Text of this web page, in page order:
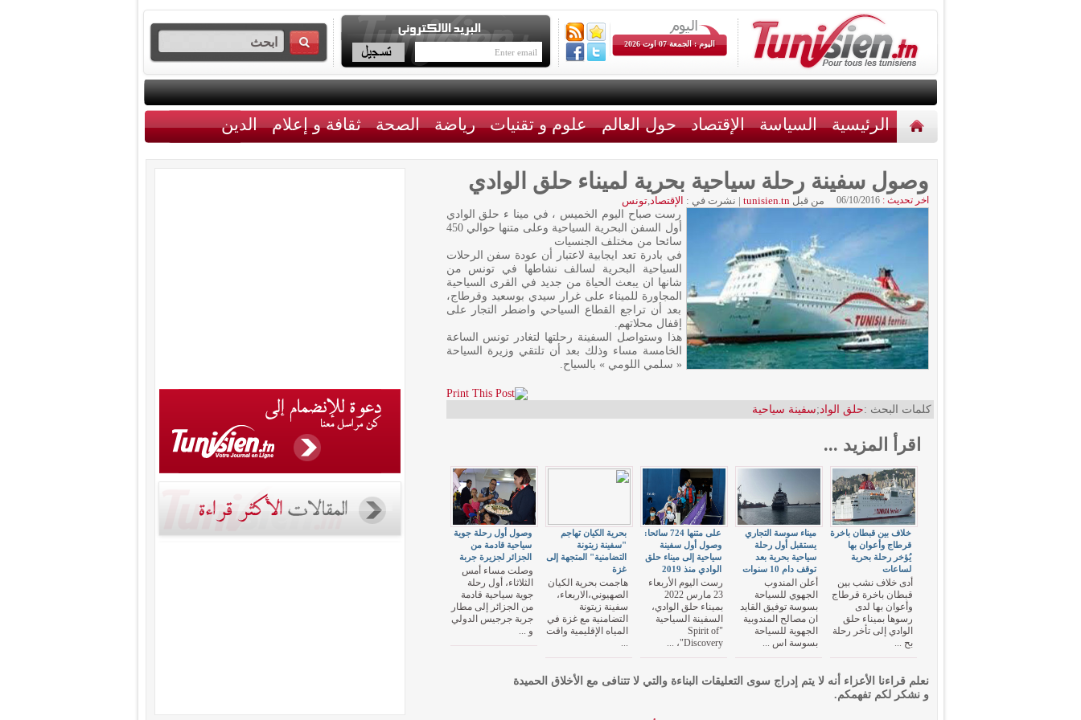
اليوم : الجمعة 07 اوت 2026
الرئيسية السياسة الإقتصاد حول العالم علوم و تقنيات رياضة الصحة ثقافة و إعلام الدين
وصول سفينة رحلة سياحية بحرية لميناء حلق الوادي
اخر تحديث : 06/10/2016 من قبلtunisien.tn
| نشرت في : الإقتصاد,تونس
رست صباح اليوم الخميس ، في مينا ء حلق الوادي
أول السفن البحرية السياحية وعلى متنها حوالي 450
سائحا من مختلف الجنسيات
في بادرة تعد ايجابية لاعتبار أن عودة سفن الرحلات
السياحية البحرية لسالف نشاطها في تونس من
شانها ان يبعث الحياة من جديد في القرى السياحية
المجاورة للميناء على غرار سيدي بوسعيد وقرطاج،
بعد أن تراجع القطاع السياحي واضطر التجار على
إقفال محلاتهم.
هذا وستواصل السفينة رحلتها لتغادر تونس الساعة
الخامسة مساء وذلك بعد أن تلتقي وزيرة السياحة
« سلمي اللومي » بالسياح.
كلمات البحث :حلق الواد;سفينة سياحية
اقرأ المزيد ...
وصول أول رحلة جوية
سياحية قادمة من
الجزائر لجزيرة جربة
وصلت مساء أمس
الثلاثاء، أول رحلة
جوية سياحية قادمة
من الجزائر إلى مطار
جربة جرجيس الدولي
و ...
بحرية الكيان تهاجم
"سفينة زيتونة
التضامنية" المتجهة إلى
غزة
هاجمت بحرية الكيان
الصهيوني،الاربعاء،
سفينة زيتونة
التضامنية مع غزة في
المياه الإقليمية واقت
...
على متنها 724 سائحا:
وصول أول سفينة
سياحية إلى ميناء حلق
الوادي منذ 2019
رست اليوم الأربعاء
23 مارس 2022
بميناء حلق الوادي،
السفينة السياحية
"Spirit of
Discovery"، ...
ميناء سوسة التجاري
يستقبل أول رحلة
سياحية بحرية بعد
توقف دام 10 سنوات
أعلن المندوب
الجهوي للسياحة
بسوسة توفيق القايد
ان مصالح المندوبية
الجهوية للسياحة
بسوسة اس ...
خلاف بين قبطان باخرة
قرطاج وأعوان بها
يُؤخر رحلة بحرية
لساعات
أدى خلاف نشب بين
قبطان باخرة قرطاج
وأعوان بها لدى
رسوها بميناء حلق
الوادي إلى تأخر رحلة
بح ...
نعلم قراءنا الأعزاء أنه لا يتم إدراج سوى التعليقات البناءة والتي لا تتنافى مع الأخلاق الحميدة
و نشكر لكم تفهمكم.